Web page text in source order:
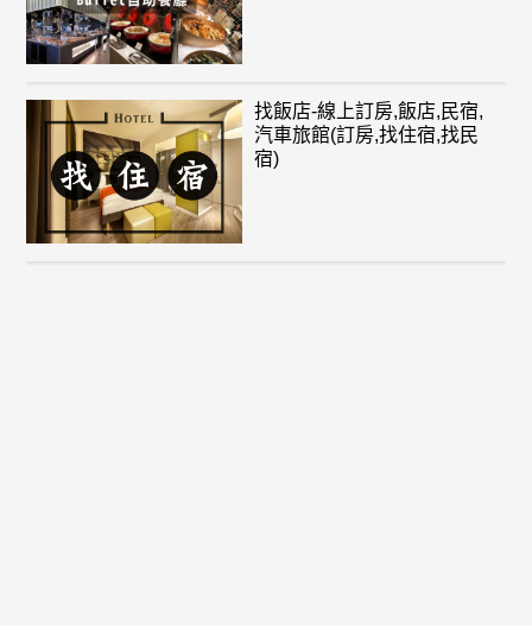
找飯店-線上訂房,飯店,民宿,
汽車旅館(訂房,找住宿,找民
宿)